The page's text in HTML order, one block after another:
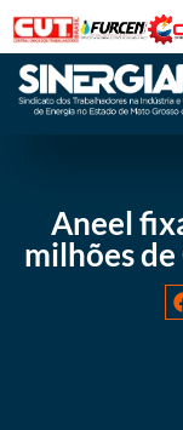
Aneel
milhões